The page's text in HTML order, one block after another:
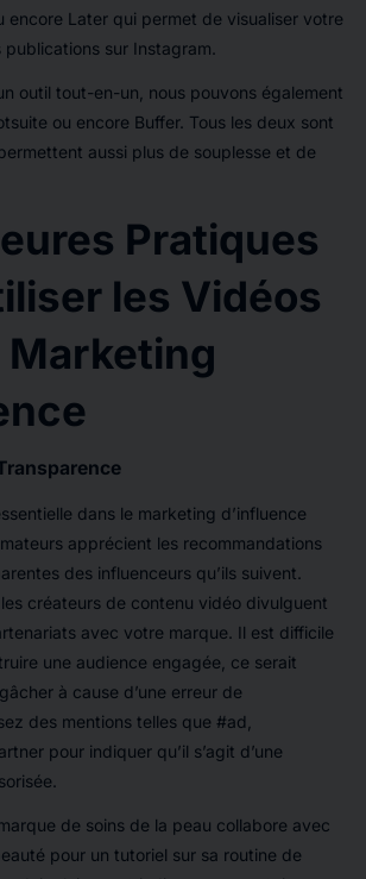
encore Later qui permet de visualiser votre
sur Instagram.
outil tout-en-un, nous pouvons également
ou encore Buffer. Tous les deux sont
aussi plus de souplesse et de
Pratiques
les Vidéos
Marketing
dans le marketing d’influence
apprécient les recommandations
des influenceurs qu’ils suivent.
créateurs de contenu vidéo divulguent
avec votre marque. Il est difficile
une audience engagée, ce serait
à cause d’une erreur de
des mentions telles que #ad,
pour indiquer qu’il s’agit d’une
de soins de la peau collabore avec
pour un tutoriel sur sa routine de